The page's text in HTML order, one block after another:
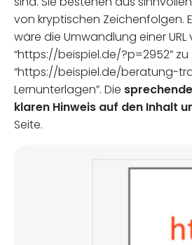
von kryptischen Zeichenfolgen.
wäre die Umwandlung einer URL
“https://beispiel.de/?p=2952” zu
“https://beispiel.de/beratung-
Lernunterlagen”. Die
klaren Hinweis auf den Inhalt
Seite.